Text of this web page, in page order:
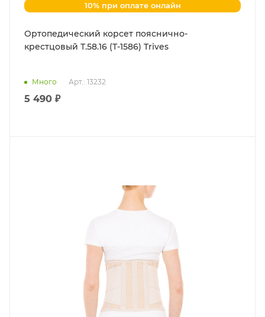
10% при оплате онлайн
Ортопедический корсет пояснично-
крестцовый Т.58.16 (Т-1586) Trives
Много Арт.: 13232
5 490 ₽